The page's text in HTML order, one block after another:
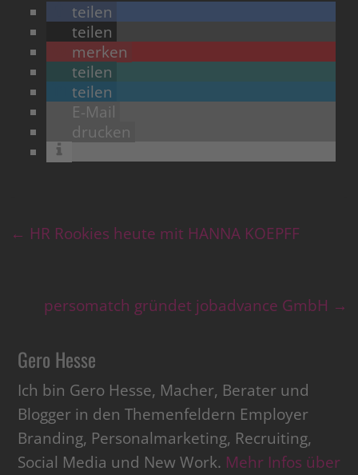
teilen
teilen
merken
teilen
teilen
E-Mail
drucken
← HR Rookies heute mit HANNA KOEPFF
persomatch gründet jobadvance GmbH →
Gero Hesse
Ich bin Gero Hesse, Macher, Berater und
Blogger in den Themenfeldern Employer
Branding, Personalmarketing, Recruiting,
Social Media und New Work. Mehr Infos über